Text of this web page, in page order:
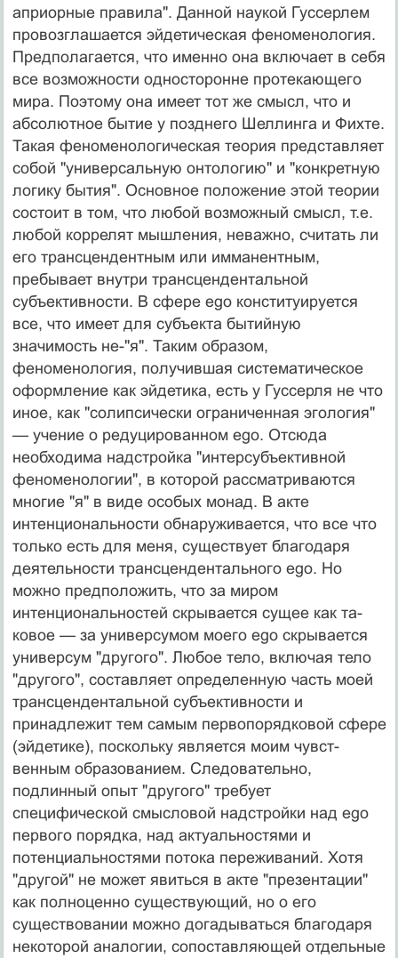
априорные правила". Данной наукой Гуссерлем
провоз­глашается эйдетическая феноменология.
Предполагает­ся, что именно она включает в себя
все возможности од­носторонне протекающего
мира. Поэтому она имеет тот же смысл, что и
абсолютное бытие у позднего Шеллин­га и Фихте.
Такая феноменологическая теория представ­ляет
собой "универсальную онтологию" и "конкретную
логику бытия". Основное положение этой теории
состо­ит в том, что любой возможный смысл, т.е.
любой корре­лят мышления, неважно, считать ли
его трансцендент­ным или имманентным,
пребывает внутри трансценден­тальной
субъективности. В сфере ego конституируется
все, что имеет для субъекта бытийную
значимость не-"я". Таким образом,
феноменология, получившая систе­матическое
оформление как эйдетика, есть у Гуссерля не что
иное, как "солипсически ограниченная эгология"
— учение о редуцированном ego. Отсюда
необходима над­стройка "интерсубъективной
феноменологии", в которой рассматриваются
многие "я" в виде особых монад. В ак­те
интенциональности обнаруживается, что все что
толь­ко есть для меня, существует благодаря
деятельности трансцендентального ego. Но
можно предположить, что за миром
интенциональностей скрывается сущее как та­
ковое — за универсумом моего ego скрывается
универ­сум "другого". Любое тело, включая тело
"другого", со­ставляет определенную часть моей
трансцендентальной субъективности и
принадлежит тем самым первопорядковой сфере
(эйдетике), поскольку является моим чувст­
венным образованием. Следовательно,
подлинный опыт "другого" требует
специфической смысловой надстрой­ки над ego
первого порядка, над актуальностями и
потенциальностями потока переживаний. Хотя
"другой" не может явиться в акте "презентации"
как полноценно су­ществующий, но о его
существовании можно догады­ваться благодаря
некоторой аналогии, сопоставляющей отдельные